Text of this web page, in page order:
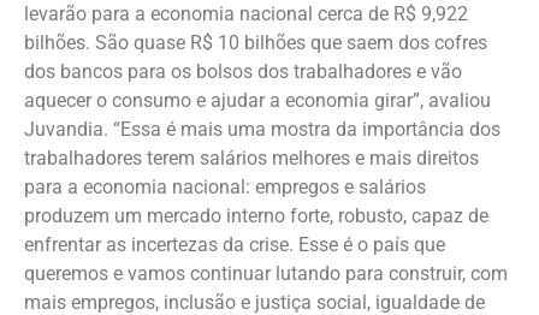
levarão para a economia nacional cerca de R$ 9,922
bilhões. São quase R$ 10 bilhões que saem dos cofres
dos bancos para os bolsos dos trabalhadores e vão
aquecer o consumo e ajudar a economia girar”, avaliou
Juvandia. “Essa é mais uma mostra da importância dos
trabalhadores terem salários melhores e mais direitos
para a economia nacional: empregos e salários
produzem um mercado interno forte, robusto, capaz de
enfrentar as incertezas da crise. Esse é o país que
queremos e vamos continuar lutando para construir, com
mais empregos, inclusão e justiça social, igualdade de